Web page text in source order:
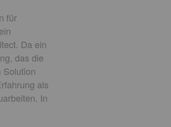
für
Da ein
das die
Solution
als
In